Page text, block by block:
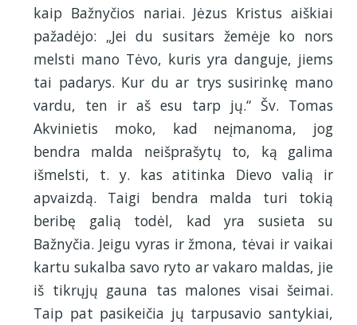
kaip Bažnyčios nariai. Jėzus Kristus aiškiai
pažadėjo: „Jei du susitars žemėje ko nors
melsti mano Tėvo, kuris yra danguje, jiems
tai padarys. Kur du ar trys susirinkę mano
vardu, ten ir aš esu tarp jų.“ Šv. Tomas
Akvinietis moko, kad neįmanoma, jog
bendra malda neišprašytų to, ką galima
išmelsti, t. y. kas atitinka Dievo valią ir
apvaizdą. Taigi bendra malda turi tokią
beribę galią todėl, kad yra susieta su
Bažnyčia. Jeigu vyras ir žmona, tėvai ir vaikai
kartu sukalba savo ryto ar vakaro maldas, jie
iš tikrųjų gauna tas malones visai šeimai.
Taip pat pasikeičia jų tarpusavio santykiai,